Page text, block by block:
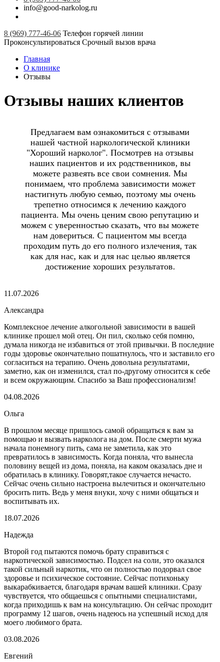
info@good-narkolog.ru
8 (969) 777-46-06 Телефон горячей линии
Проконсультироваться Срочный вызов врача
Главная
О клинике
Отзывы
Отзывы наших клиентов
Предлагаем вам ознакомиться с отзывами
нашей частной наркологической клиники
"Хороший нарколог". Посмотрев на отзывы
наших пациентов и их родственников, вы
можете развеять все свои сомнения. Мы
понимаем, что проблема зависимости может
настигнуть любую семью, поэтому мы очень
трепетно относимся к лечению каждого
пациента. Мы очень ценим свою репутацию и
можем с уверенностью сказать, что вы можете
нам довериться. С пациентом мы всегда
проходим путь до его полного излечения, так
как для нас, как и для нас целью является
достижение хороших результатов.
11.07.2026
Александра
Комплексное лечение алкогольной зависимости в вашей
клинике прошел мой отец. Он пил, сколько себя помню,
думала никогда не избавиться от этой привычки. В последние
годы здоровье окончательно пошатнулось, что и заставило его
согласиться на терапию. Очень довольна результатами,
заметно, как он изменился, стал по-другому относится к себе
и всем окружающим. Спасибо за Ваш профессионализм!
04.08.2026
Ольга
В прошлом месяце пришлось самой обращаться к вам за
помощью и вызвать нарколога на дом. После смерти мужа
начала понемногу пить, сама не заметила, как это
превратилось в зависимость. Когда поняла, что вынесла
половину вещей из дома, поняла, на каком оказалась дне и
обратилась в клинику. Говорят,такое случается нечасто.
Сейчас очень сильно настроена вылечиться и окончательно
бросить пить. Ведь у меня внуки, хочу с ними общаться и
воспитывать их.
18.07.2026
Надежда
Второй год пытаются помочь брату справиться с
наркотической зависимостью. Подсел на соли, это оказался
такой сильный наркотик, что он полностью подорвал свое
здоровье и психическое состояние. Сейчас потихоньку
выкарабкивается, благодаря врачам вашей клиники. Сразу
чувствуется, что общаешься с опытными специалистами,
когда приходишь к вам на консультацию. Он сейчас проходит
программу 12 шагов, очень надеюсь на успешный исход для
моего любимого брата.
03.08.2026
Евгений